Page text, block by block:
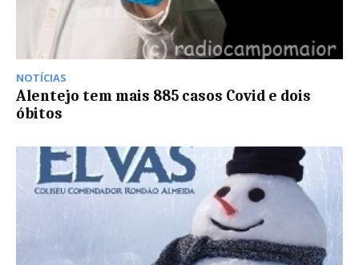
NOTÍCIAS
Alentejo tem mais 885 casos Covid e dois
óbitos